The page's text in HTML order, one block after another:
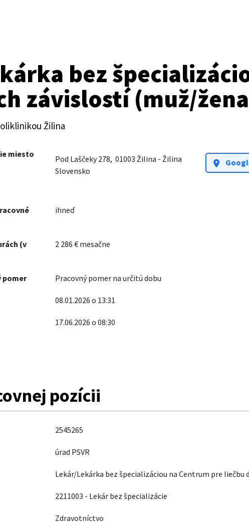
bez
závislostí(muž/
Žilina
miesto
Pod Laščeky 278, 01003 Žilina - Žilina
Slovensko
location_on
ihneď
(v
2 286 € mesačne
pomer Pracovný pomer na určitú dobu
08.01.2026 o 13:31
17.06.2026 o 08:30
pozícii
2545265
úrad PSVR
Lekár/Lekárka bez špecializáciou na Centrum pre liečbu
2211003 - Lekár bez špecializácie
Zdravotníctvo